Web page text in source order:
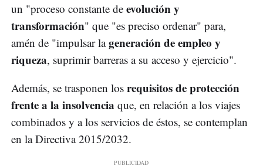
un "proceso constante de evolución y
transformación" que "es preciso ordenar" para,
amén de "impulsar lageneración de empleo y
riqueza, suprimir barreras a su acceso y ejercicio".
Además, se trasponen los requisitos de protección
frente a la insolvencia que, en relación a los viajes
combinados y a los servicios de éstos, se contemplan
en la Directiva 2015/2032.